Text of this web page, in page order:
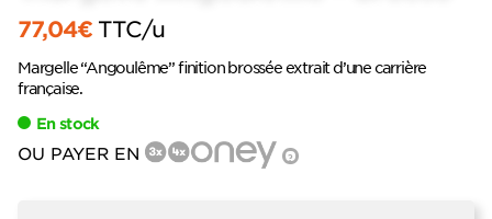
77,04€ TTC/u
Margelle “Angoulême” finition brossée extrait d’une carrière
française.
En stock
OU PAYER EN ?